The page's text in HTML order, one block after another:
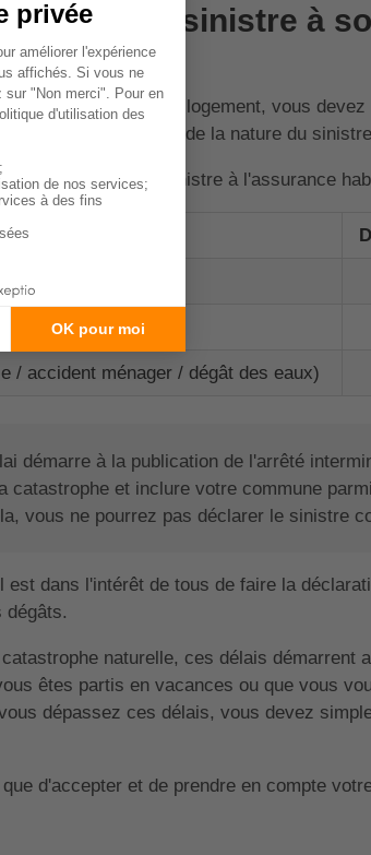
un sinistre à
sinistre dans votre logement, vous
varie en fonction de la nature du
déclaration de sinistre à l'assurance
sinistre
naturelle
/ accident ménager / dégât des eaux)
démarre à la publication de l'arrêté
catastrophe et inclure votre commune
vous ne pourrez pas déclarer le sinistre
dans l'intérêt de tous de faire la
dégâts.
naturelle, ces délais démarrent
êtes partis en vacances ou que vous
dépassez ces délais, vous devez
d'accepter et de prendre en compte